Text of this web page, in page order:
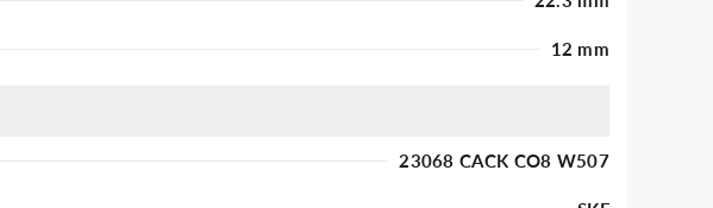
12 mm
23068 CACK CO8 W507